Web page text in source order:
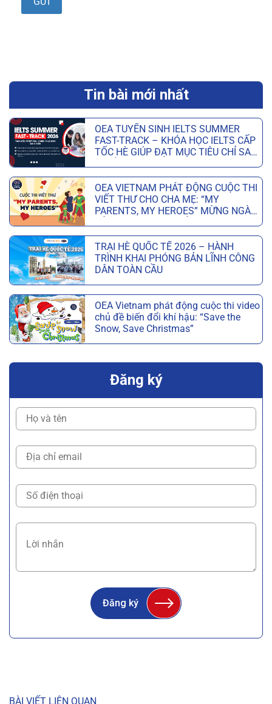
Tin bài mới nhất
OEA TUYỂN SINH IELTS SUMMER
FAST-TRACK – KHÓA HỌC IELTS CẤP
TỐC HÈ GIÚP ĐẠT MỤC TIÊU CHỈ SAU
OEA VIETNAM PHÁT ĐỘNG CUỘC THI
VIẾT THƯ CHO CHA MẸ: “MY
PARENTS, MY HEROES” MỪNG NGÀY
TRẠI HÈ QUỐC TẾ 2026 – HÀNH
TRÌNH KHAI PHÓNG BẢN LĨNH CÔNG
DÂN TOÀN CẦU
OEA Vietnam phát động cuộc thi video
chủ đề biến đổi khí hậu: “Save the
Snow, Save Christmas”
Đăng ký
Đăng ký
BÀI VIẾT LIÊN QUAN